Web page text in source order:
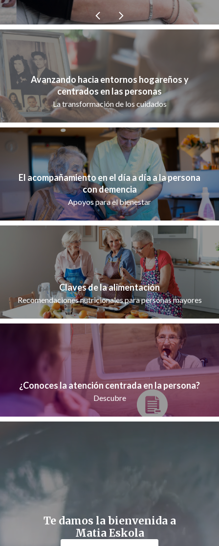
Avanzando hacia entornos hogareños y
centrados en las personas
La transformación de los cuidados
El acompañamiento en el día a día a la persona
con demencia
Apoyos para el bienestar
Claves de la alimentación
Recomendaciones nutricionales para personas mayores
¿Conoces la atención centrada en la persona?
Descubre
Te damos la bienvenida a
Matia Eskola